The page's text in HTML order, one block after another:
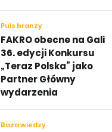
Puls branży
FAKRO obecne na Gali
36. edycji Konkursu
„Teraz Polska” jako
Partner Główny
wydarzenia
Baza wiedzy